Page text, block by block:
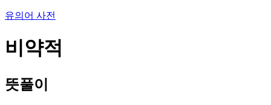
유의어 사전
비약적
뜻풀이